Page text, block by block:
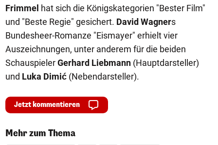
Frimmel hat sich die Königskategorien "Bester Film"
und "Beste Regie" gesichert. David Wagners
Bundesheer-Romanze "Eismayer" erhielt vier
Auszeichnungen, unter anderem für die beiden
SchauspielerGerhard Liebmann (Hauptdarsteller)
und Luka Dimić (Nebendarsteller).
Jetzt kommentieren
Mehr zum Thema